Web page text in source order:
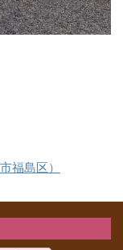
福島区）